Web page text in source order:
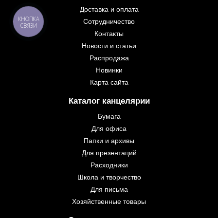
Доставка и оплата
Сотрудничество
Контакты
Новости и статьи
Распродажа
Новинки
Карта сайта
Каталог канцелярии
Бумага
Для офиса
Папки и архивы
Для презентаций
Расходники
Школа и творчество
Для письма
Хозяйственные товары
КНОПКА
СВЯЗИ